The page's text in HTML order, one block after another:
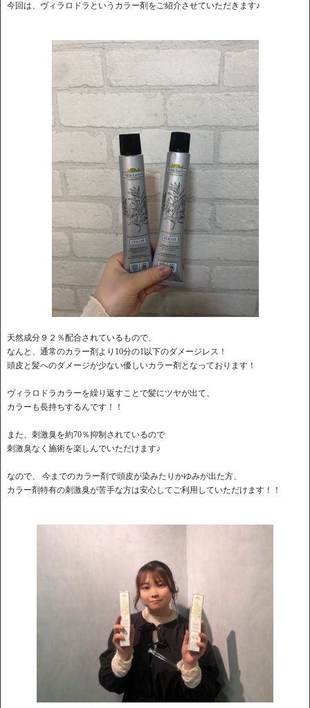
今回は、ヴィラロドラというカラー剤をご紹介させていただきます♪
天然成分９２％配合されているもので、
なんと、通常のカラー剤より10分の1以下のダメージレス！
頭皮と髪へのダメージが少ない優しいカラー剤となっております！
ヴィラロドラカラーを繰り返すことで髪にツヤが出て、
カラーも長持ちするんです！！
また、刺激臭を約70％抑制されているので
刺激臭なく施術を楽しんでいただけます♪
なので、 今までのカラー剤で頭皮が染みたりかゆみが出た方、
カラー剤特有の刺激臭が苦手な方は安心してご利用していただけます！！